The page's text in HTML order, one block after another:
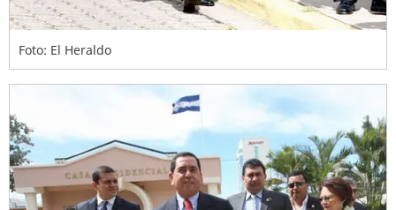
Foto: El Heraldo